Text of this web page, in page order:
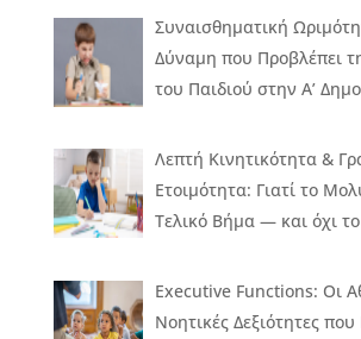
Συναισθηματική
Δύναμη που Προβλέπει
του Παιδιού στην Α’
Λεπτή Κινητικότητα &
Ετοιμότητα: Γιατί το
Τελικό Βήμα — και όχι
Executive Functions: Οι
Νοητικές Δεξιότητες